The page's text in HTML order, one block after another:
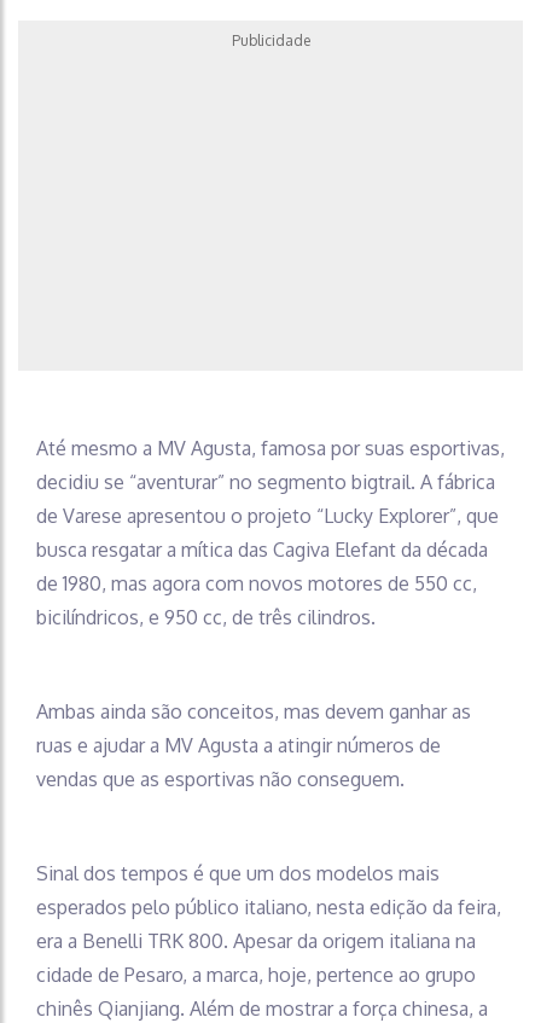
Publicidade
Até mesmo a MV Agusta, famosa por suas esportivas,
decidiu se “aventurar” no segmento bigtrail. A fábrica
de Varese apresentou o projeto “Lucky Explorer”, que
busca resgatar a mítica das Cagiva Elefant da década
de 1980, mas agora com novos motores de 550 cc,
bicilíndricos, e 950 cc, de três cilindros.
Ambas ainda são conceitos, mas devem ganhar as
ruas e ajudar a MV Agusta a atingir números de
vendas que as esportivas não conseguem.
Sinal dos tempos é que um dos modelos mais
esperados pelo público italiano, nesta edição da feira,
era a Benelli TRK 800. Apesar da origem italiana na
cidade de Pesaro, a marca, hoje, pertence ao grupo
chinês Qianjiang. Além de mostrar a força chinesa, a